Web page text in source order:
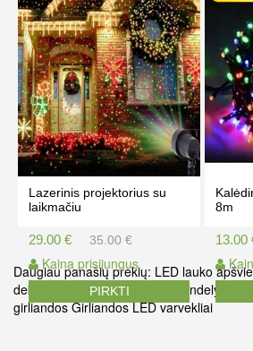
Lazerinis projektorius su
laikmačiu
29.00 €
Kaina prisijungus
35.00 €
PIRKTI
8m
13.00
Daugiau panašių prekių: LED lauko
dekoracijos namams
prekes sandelyje
girliandos Girliandos LED varvekliai